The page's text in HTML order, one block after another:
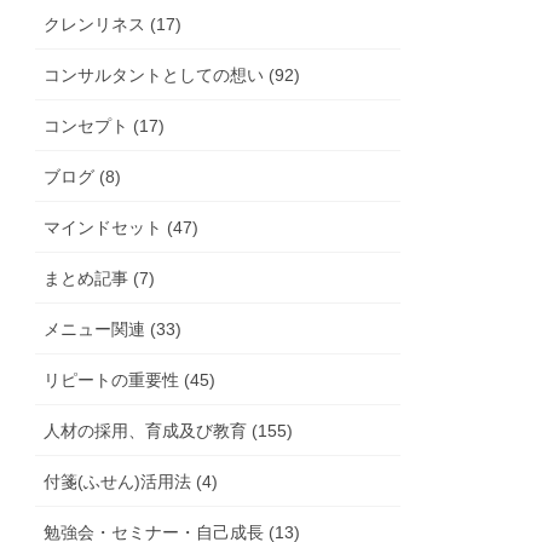
クレンリネス (17)
コンサルタントとしての想い (92)
コンセプト (17)
ブログ (8)
マインドセット (47)
まとめ記事 (7)
メニュー関連 (33)
リピートの重要性 (45)
人材の採用、育成及び教育 (155)
付箋(ふせん)活用法 (4)
勉強会・セミナー・自己成長 (13)